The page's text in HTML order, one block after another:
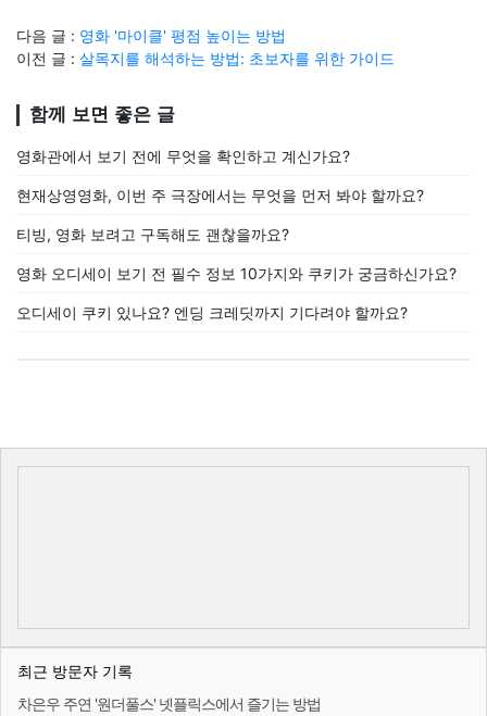
다음 글 : 영화 '마이클' 평점 높이는 방법
이전 글 : 살목지를 해석하는 방법: 초보자를 위한 가이드
함께 보면 좋은 글
영화관에서 보기 전에 무엇을 확인하고 계신가요?
현재상영영화, 이번 주 극장에서는 무엇을 먼저 봐야 할까요?
티빙, 영화 보려고 구독해도 괜찮을까요?
영화 오디세이 보기 전 필수 정보 10가지와 쿠키가 궁금하신가요?
오디세이 쿠키 있나요? 엔딩 크레딧까지 기다려야 할까요?
최근 방문자 기록
차은우 주연 '원더풀스' 넷플릭스에서 즐기는 방법